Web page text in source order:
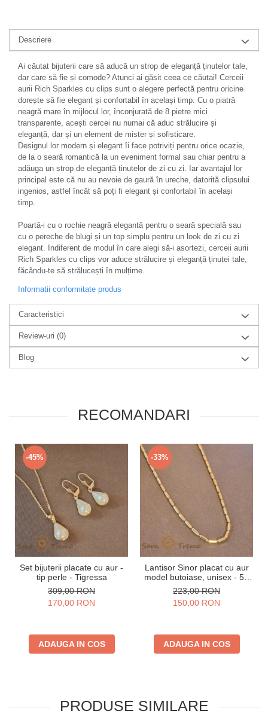
Descriere
Ai căutat bijuterii care să aducă un strop de eleganță ținutelor tale,
dar care să fie și comode? Atunci ai găsit ceea ce căutai! Cerceii
aurii Rich Sparkles cu clips sunt o alegere perfectă pentru oricine
dorește să fie elegant și confortabil în același timp. Cu o piatră
neagră mare în mijlocul lor, înconjurată de 8 pietre mici
transparente, acești cercei nu numai că aduc strălucire și
eleganță, dar și un element de mister și sofisticare.
Designul lor modern și elegant îi face potriviți pentru orice ocazie,
de la o seară romantică la un eveniment formal sau chiar pentru a
adăuga un strop de eleganță ținutelor de zi cu zi. Iar avantajul lor
principal este că nu au nevoie de gaură în ureche, datorită clipsului
ingenios, astfel încât să poți fi elegant și confortabil în același
timp.
Poartă-i cu o rochie neagră elegantă pentru o seară specială sau
cu o pereche de blugi și un top simplu pentru un look de zi cu zi
elegant. Indiferent de modul în care alegi să-i asortezi, cerceii aurii
Rich Sparkles cu clips vor aduce strălucire și eleganță ținutei tale,
făcându-te să strălucești în mulțime.
Informatii conformitate produs
Caracteristici
Review-uri (0)
Blog
RECOMANDARI
-45%
Set bijuterii placate cu aur -
tip perle - Tigressa
309,00 RON
170,00 RON
ADAUGA IN COS
-33%
Lantisor Sinor placat cu aur
model butoiase, unisex - 50
cm
223,00 RON
150,00 RON
ADAUGA IN COS
PRODUSE SIMILARE